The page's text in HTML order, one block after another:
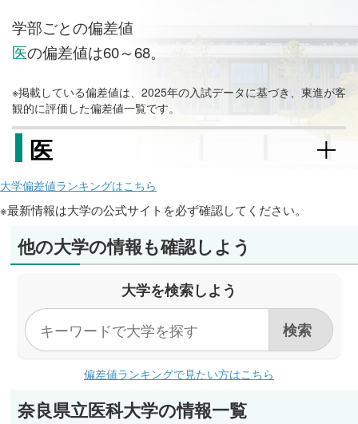
学部ごとの偏差値
医の偏差値は60～68。
※掲載している偏差値は、2025年の入試データに基づき、東進が客
観的に評価した偏差値一覧です。
医
大学偏差値ランキングはこちら
※最新情報は大学の公式サイトを必ず確認してください。
他の大学の情報も確認しよう
大学を検索しよう
偏差値ランキングで見たい方はこちら
奈良県立医科大学の情報一覧